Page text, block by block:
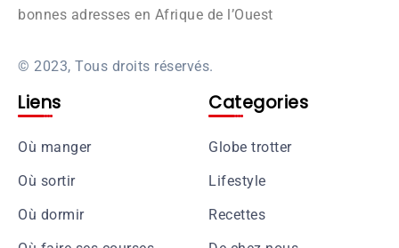
bonnes adresses en Afrique de l’Ouest
© 2023, Tous droits réservés.
Liens
Où manger
Où sortir
Où dormir
Categories
Globe trotter
Lifestyle
Recettes